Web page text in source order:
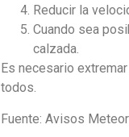
Reducir la
Cuando sea
calzada.
Es necesario
todos.
Fuente: Avisos